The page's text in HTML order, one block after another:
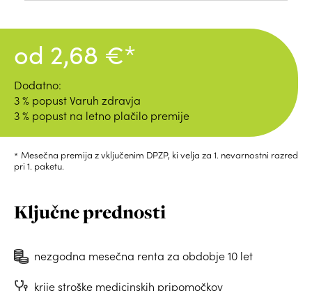
od 2,68 €*
Dodatno:
3 % popust Varuh zdravja
3 % popust na letno plačilo premije
Mesečna premija z vključenim DPZP, ki velja za 1. nevarnostni razred
pri 1. paketu.
Ključne prednosti
nezgodna mesečna renta za obdobje 10 let
krije stroške medicinskih pripomočkov